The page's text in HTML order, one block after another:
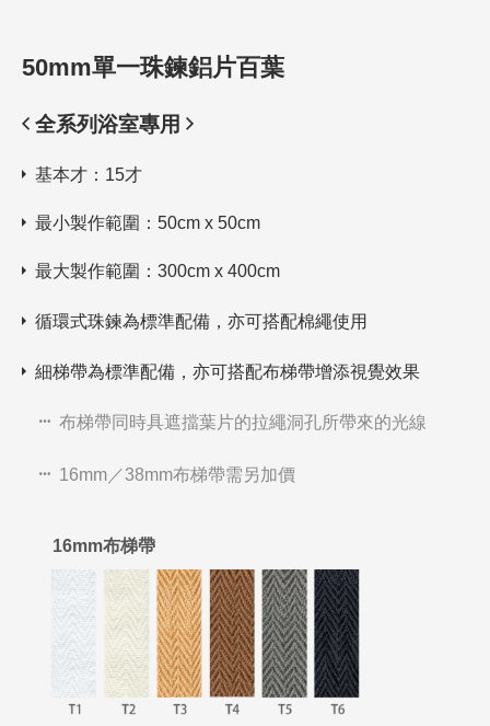
50mm單一珠鍊鋁片百葉
全系列浴室專用
基本才：15才
最小製作範圍：50cm x 50cm
最大製作範圍：300cm x 400cm
循環式珠鍊為標準配備，亦可搭配棉繩使用
細梯帶為標準配備，亦可搭配布梯帶增添視覺效果
布梯帶同時具遮擋葉片的拉繩洞孔所帶來的光線
16mm／38mm布梯帶需另加價
16mm布梯帶